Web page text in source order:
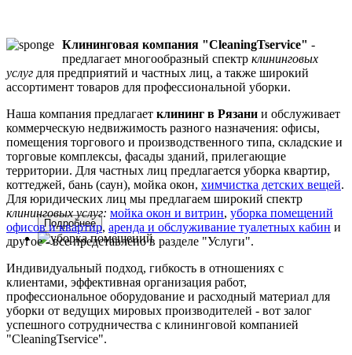
Чистящие
средства
Услуги клининга профессиональными чистящими
средствами
Подробнее
Профессиональная
Клининговая компания "CleaningTservice" -
предлагает многообразный спектр клининговых
услуг для предприятий и частных лиц, а также широкий
ассортимент товаров для профессиональной уборки.
Наша компания предлагает клининг в Рязани и обслуживает
коммерческую недвижимость разного назначения: офисы,
помещения торгового и производственного типа, складские и
торговые комплексы, фасады зданий, прилегающие
территории. Для частных лиц предлагается уборка квартир,
коттеджей, бань (саун), мойка окон, химчистка детских вещей.
Для юридических лиц мы предлагаем широкий спектр
клининговых услуг: мойка окон и витрин, уборка помещений
офисов и квартир, аренда и обслуживание туалетных кабин и
другое - все представлено в разделе "Услуги".
Индивидуальный подход, гибкость в отношениях с
клиентами, эффективная организация работ,
профессиональное оборудование и расходный материал для
уборки от ведущих мировых производителей - вот залог
успешного сотрудничества с клининговой компанией
"CleaningTservice".